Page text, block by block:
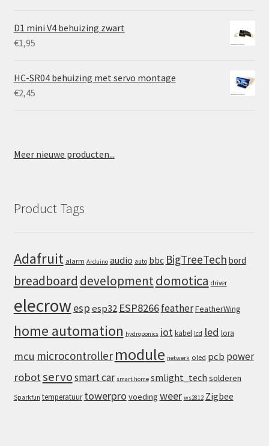
D1 mini V4 behuizing zwart
€1,95
HC-SR04 behuizing met servo montage
€2,45
Meer nieuwe producten...
Product Tags
Adafruit alarm Arduino audio auto bbc BigTreeTech bord
breadboard developmentdomotica driver
elecrowespesp32 ESP8266featherFeatherWing
home automation hydroponics iot kabel lcd led lora
mcu microcontroller module netwerk oled pcb power
robotservosmart car smart home smlight_tech solderen
Sparkfun temperatuur towerpro voeding weer ws2812 Zigbee